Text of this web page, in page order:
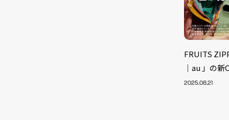
FRUITS
｜au 」の新
2025.08.21